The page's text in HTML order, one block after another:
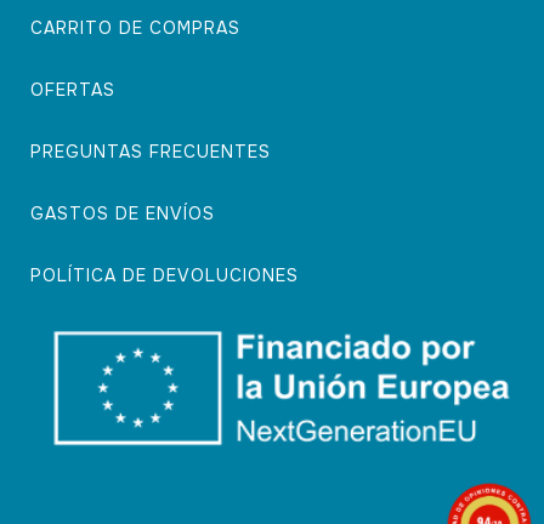
CARRITO DE COMPRAS
OFERTAS
PREGUNTAS FRECUENTES
GASTOS DE ENVÍOS
POLÍTICA DE DEVOLUCIONES